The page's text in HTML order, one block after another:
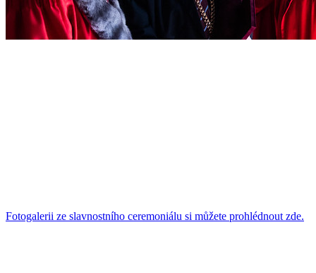
Fotogalerii ze slavnostního ceremoniálu si můžete prohlédnout zde.